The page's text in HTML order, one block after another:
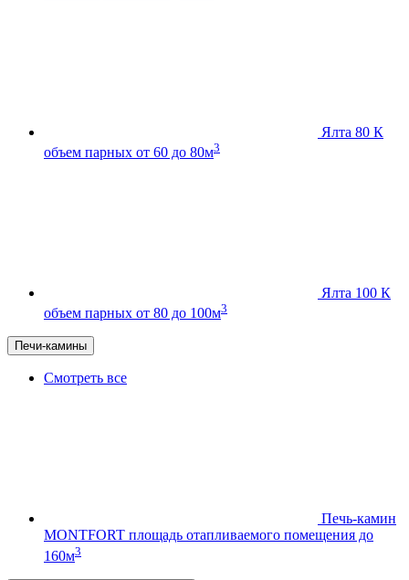
Ялта 80 К
объем парных от 60 до 80м3
Ялта 100 К
объем парных от 80 до 100м3
Печи-камины
Смотреть все
Печь-камин
MONTFORT площадь отапливаемого помещения до
160м3